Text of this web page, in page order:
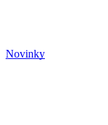
Novinky